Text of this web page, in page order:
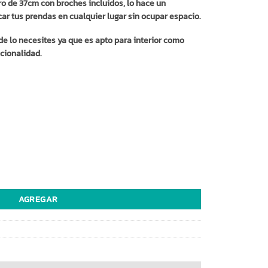
de 37cm con broches incluidos, lo hace un
tus prendas en cualquier lugar sin ocupar espacio.
lo necesites ya que es apto para interior como
AGREGAR